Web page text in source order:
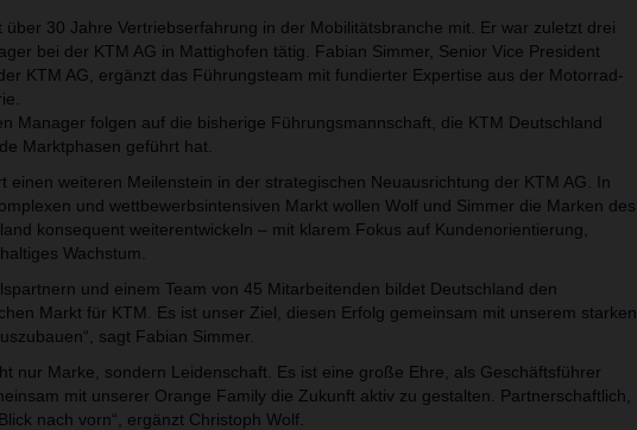
über 30 Jahre Vertriebserfahrung in der Mobilitätsbranche mit. Er war zuletzt drei
bei der KTM AG in Mattighofen tätig. Fabian Simmer, Senior Vice President
KTM AG, ergänzt das Führungsteam mit fundierter Expertise aus der Motorrad-
Manager folgen auf die bisherige Führungsmannschaft, die KTM Deutschland
Marktphasen geführt hat.
einen weiteren Meilenstein in der strategischen Neuausrichtung der KTM AG. In
und wettbewerbsintensiven Markt wollen Wolf und Simmer die Marken des
konsequent weiterentwickeln – mit klarem Fokus auf Kundenorientierung,
Wachstum.
und einem Team von 45 Mitarbeitenden bildet Deutschland den
Markt für KTM. Es ist unser Ziel, diesen Erfolg gemeinsam mit unserem starken
sagt Fabian Simmer.
nur Marke, sondern Leidenschaft. Es ist eine große Ehre, als Geschäftsführer
mit unserer Orange Family die Zukunft aktiv zu gestalten. Partnerschaftlich,
nach vorn“, ergänzt Christoph Wolf.